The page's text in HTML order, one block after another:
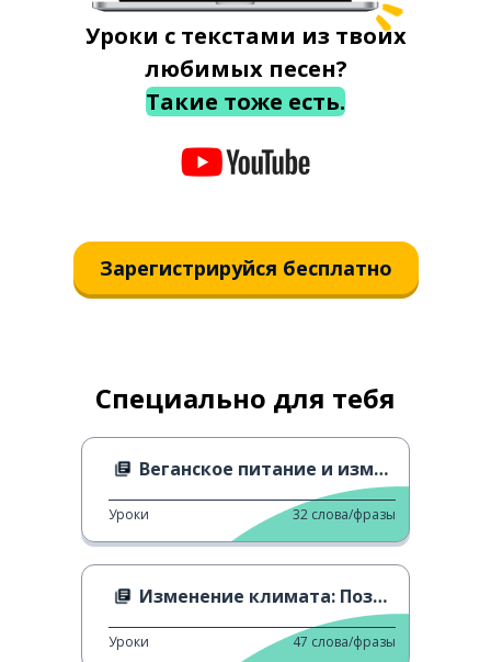
Уроки с текстами из твоих
любимых песен?
Такие тоже есть.
Зарегистрируйся бесплатно
Специально для тебя
Веганское питание и изменение климата
Уроки 32 слова/фразы
Изменение климата: Позитивное мышление
Уроки 47 слова/фразы